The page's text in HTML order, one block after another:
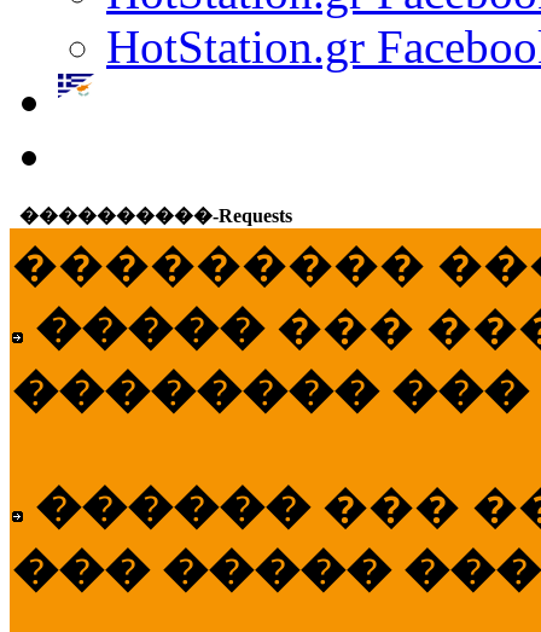
HotStation.gr
����������-Requests
���������
����� ���
�������� ���
������ ���
��� �����